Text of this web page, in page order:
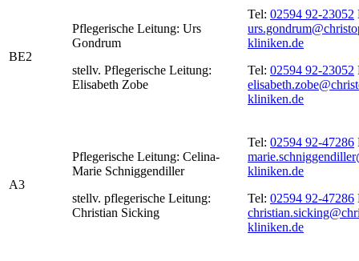
BE2
Pflegerische Leitung: Urs
Gondrum
stellv. Pflegerische Leitung:
Elisabeth Zobe
Tel: 02594 92-23052
kliniken.de
Tel: 02594 92-23052
kliniken.de
A3
Pflegerische Leitung: Celina-
Marie Schniggendiller
stellv. pflegerische Leitung:
Christian Sicking
Tel: 02594 92-47286
kliniken.de
Tel: 02594 92-47286
kliniken.de